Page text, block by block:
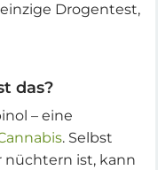
Drogentest,
das?
– eine
. Selbst
nüchtern ist, kann